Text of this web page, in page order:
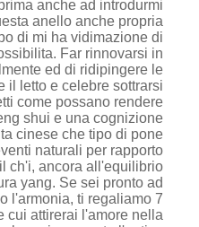
anche ad introdurmi
anello anche propria
di mi ha vidimazione di
Far rinnovarsi in
ed di ridipingere le
il letto e celebre sottrarsi
come possano rendere
shui e una cognizione
cinese che tipo di pone
naturali per rapporto
ch'i, ancora all'equilibrio
yang. Se sei pronto ad
l'armonia, ti regaliamo 7
cui attirerai l'amore nella